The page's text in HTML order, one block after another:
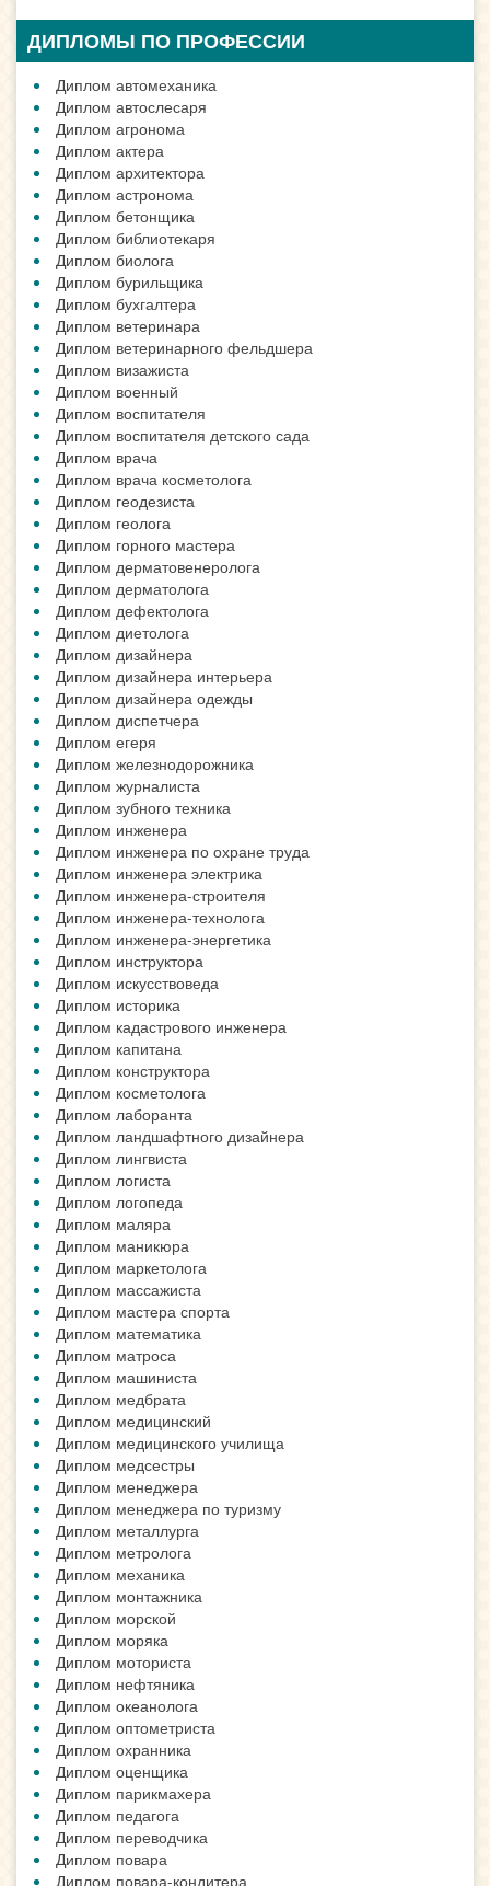
ДИПЛОМЫ ПО ПРОФЕССИИ
Диплом автомеханика
Диплом автослесаря
Диплом агронома
Диплом актера
Диплом архитектора
Диплом астронома
Диплом бетонщика
Диплом библиотекаря
Диплом биолога
Диплом бурильщика
Диплом бухгалтера
Диплом ветеринара
Диплом ветеринарного фельдшера
Диплом визажиста
Диплом военный
Диплом воспитателя
Диплом воспитателя детского сада
Диплом врача
Диплом врача косметолога
Диплом геодезиста
Диплом геолога
Диплом горного мастера
Диплом дерматовенеролога
Диплом дерматолога
Диплом дефектолога
Диплом диетолога
Диплом дизайнера
Диплом дизайнера интерьера
Диплом дизайнера одежды
Диплом диспетчера
Диплом егеря
Диплом железнодорожника
Диплом журналиста
Диплом зубного техника
Диплом инженера
Диплом инженера по охране труда
Диплом инженера электрика
Диплом инженера-строителя
Диплом инженера-технолога
Диплом инженера-энергетика
Диплом инструктора
Диплом искусствоведа
Диплом историка
Диплом кадастрового инженера
Диплом капитана
Диплом конструктора
Диплом косметолога
Диплом лаборанта
Диплом ландшафтного дизайнера
Диплом лингвиста
Диплом логиста
Диплом логопеда
Диплом маляра
Диплом маникюра
Диплом маркетолога
Диплом массажиста
Диплом мастера спорта
Диплом математика
Диплом матроса
Диплом машиниста
Диплом медбрата
Диплом медицинский
Диплом медицинского училища
Диплом медсестры
Диплом менеджера
Диплом менеджера по туризму
Диплом металлурга
Диплом метролога
Диплом механика
Диплом монтажника
Диплом морской
Диплом моряка
Диплом моториста
Диплом нефтяника
Диплом океанолога
Диплом оптометриста
Диплом охранника
Диплом оценщика
Диплом парикмахера
Диплом педагога
Диплом переводчика
Диплом повара
Диплом повара-кондитера